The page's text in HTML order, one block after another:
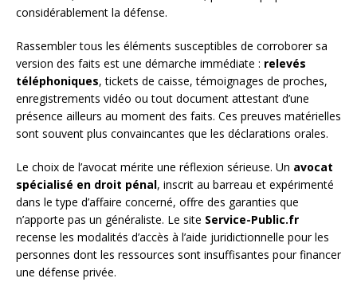
considérablement la défense.
Rassembler tous les éléments susceptibles de corroborer sa
version des faits est une démarche immédiate : relevés
téléphoniques, tickets de caisse, témoignages de proches,
enregistrements vidéo ou tout document attestant d’une
présence ailleurs au moment des faits. Ces preuves matérielles
sont souvent plus convaincantes que les déclarations orales.
Le choix de l’avocat mérite une réflexion sérieuse. Un avocat
spécialisé en droit pénal, inscrit au barreau et expérimenté
dans le type d’affaire concerné, offre des garanties que
n’apporte pas un généraliste. Le site Service-Public.fr
recense les modalités d’accès à l’aide juridictionnelle pour les
personnes dont les ressources sont insuffisantes pour financer
une défense privée.